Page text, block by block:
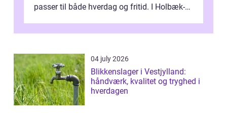
passer til både hverdag og fritid. I Holbæk-
ønsker mere...
04 july 2026
Blikkenslager i Vestjylland:
håndværk, kvalitet og tryghed i
hverdagen